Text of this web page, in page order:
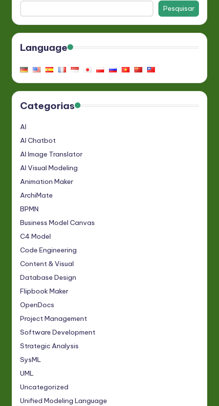
Pesquisar
Language
Categorias
AI
AI Chatbot
AI Image Translator
AI Visual Modeling
Animation Maker
ArchiMate
BPMN
Business Model Canvas
C4 Model
Code Engineering
Content & Visual
Database Design
Flipbook Maker
OpenDocs
Project Management
Software Development
Strategic Analysis
SysML
UML
Uncategorized
Unified Modeling Language